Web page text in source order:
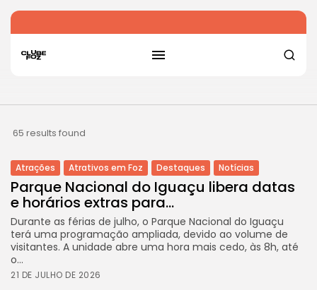
65 results found
Atrações Atrativos em Foz Destaques Notícias
Parque Nacional do Iguaçu libera datas
e horários extras para...
Durante as férias de julho, o Parque Nacional do Iguaçu
terá uma programação ampliada, devido ao volume de
visitantes. A unidade abre uma hora mais cedo, às 8h, até
o...
21 DE JULHO DE 2026